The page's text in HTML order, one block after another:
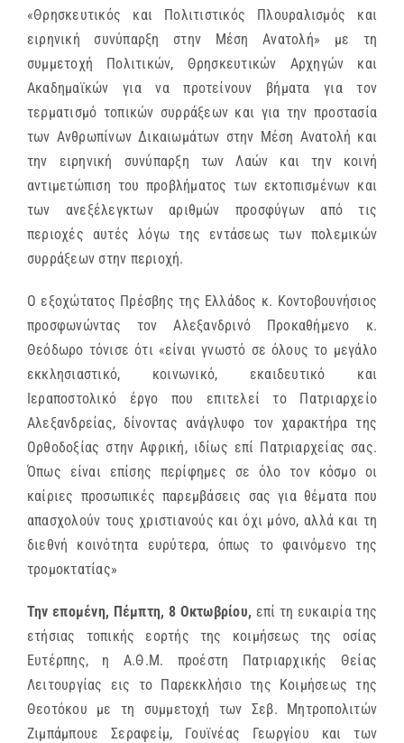
«Θρησκευτικός και Πολιτιστικός Πλουραλισμός και
ειρηνική συνύπαρξη στην Μέση Ανατολή» με τη
συμμετοχή Πολιτικών, Θρησκευτικών Αρχηγών και
Ακαδημαϊκών για να προτείνουν βήματα για τον
τερματισμό τοπικών συρράξεων και για την προστασία
των Ανθρωπίνων Δικαιωμάτων στην Μέση Ανατολή και
την ειρηνική συνύπαρξη των Λαών και την κοινή
αντιμετώπιση του προβλήματος των εκτοπισμένων και
των ανεξέλεγκτων αριθμών προσφύγων από τις
περιοχές αυτές λόγω της εντάσεως των πολεμικών
συρράξεων στην περιοχή.
Ο εξοχώτατος Πρέσβης της Ελλάδος κ. Κοντοβουνήσιος
προσφωνώντας τον Αλεξανδρινό Προκαθήμενο κ.
Θεόδωρο τόνισε ότι «είναι γνωστό σε όλους το μεγάλο
εκκλησιαστικό, κοινωνικό, εκαιδευτικό και
Ιεραποστολικό έργο που επιτελεί το Πατριαρχείο
Αλεξανδρείας, δίνοντας ανάγλυφο τον χαρακτήρα της
Ορθοδοξίας στην Αφρική, ιδίως επί Πατριαρχείας σας.
Όπως είναι επίσης περίφημες σε όλο τον κόσμο οι
καίριες προσωπικές παρεμβάσεις σας για θέματα που
απασχολούν τους χριστιανούς και όχι μόνο, αλλά και τη
διεθνή κοινότητα ευρύτερα, όπως το φαινόμενο της
τρομοκτατίας»
Την επομένη, Πέμπτη, 8 Οκτωβρίου, επί τη ευκαιρία της
ετήσιας τοπικής εορτής της κοιμήσεως της οσίας
Ευτέρπης, η Α.Θ.Μ. προέστη Πατριαρχικής Θείας
Λειτουργίας εις το Παρεκκλήσιο της Κοιμήσεως της
Θεοτόκου με τη συμμετοχή των Σεβ. Μητροπολιτών
Ζιμπάμπουε Σεραφείμ, Γουϊνέας Γεωργίου και των